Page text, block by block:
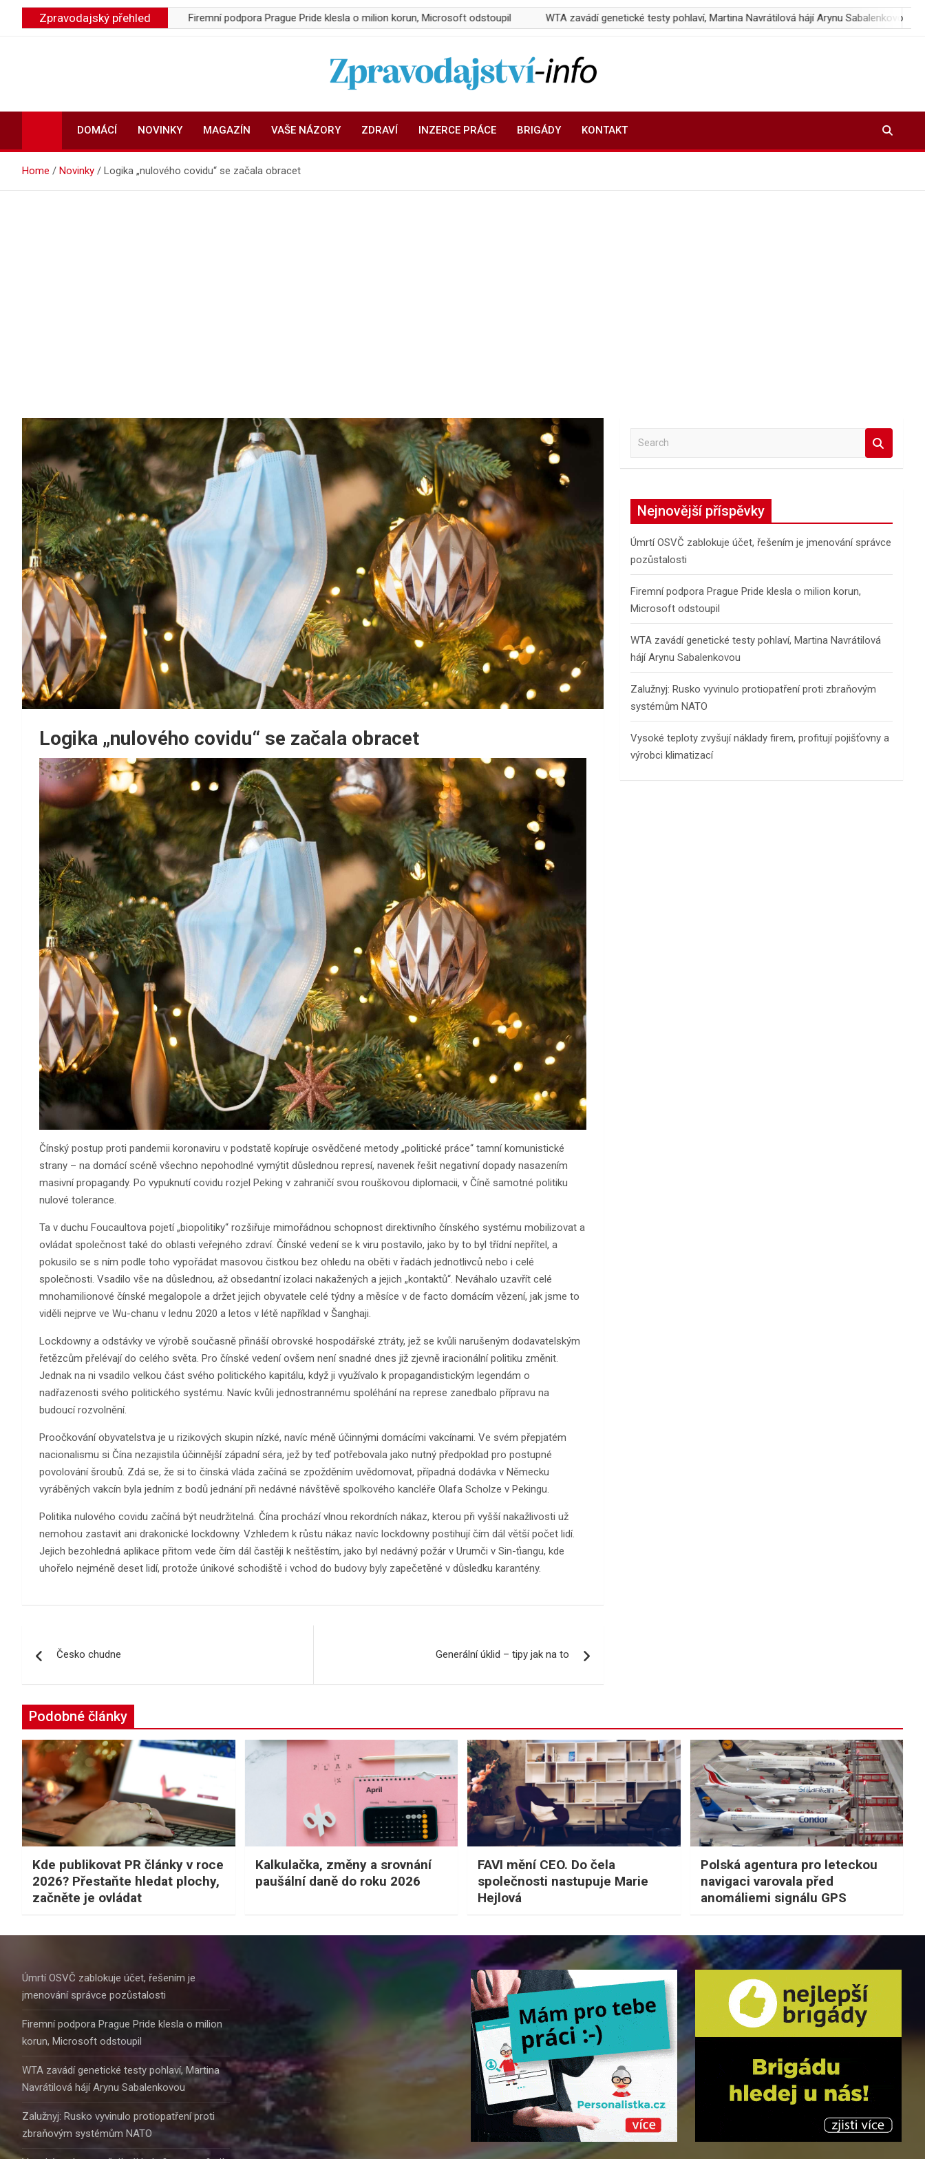
Zpravodajský přehled
pozůstalosti Firemní podpora Prague Pride klesla o milion korun, Microsoft odstoupil WTA zavádí genetické testy pohlaví, Martina Navrátilová hájí Arynu Sabalenkovou Zalužnyj:
Zpravodajství-info.cz
DOMÁCÍ NOVINKY MAGAZÍN VAŠE NÁZORY ZDRAVÍ INZERCE PRÁCE BRIGÁDY KONTAKT
Home Novinky Logika „nulového covidu“ se začala obracet
Logika „nulového covidu“ se začala obracet
Čínský postup proti pandemii koronaviru v podstatě kopíruje osvědčené metody „politické práce“ tamní komunistické
strany – na domácí scéně všechno nepohodlné vymýtit důslednou represí, navenek řešit negativní dopady nasazením
masivní propagandy. Po vypuknutí covidu rozjel Peking v zahraničí svou rouškovou diplomacii, v Číně samotné politiku
nulové tolerance.
Ta v duchu Foucaultova pojetí „biopolitiky“ rozšiřuje mimořádnou schopnost direktivního čínského systému mobilizovat a
ovládat společnost také do oblasti veřejného zdraví. Čínské vedení se k viru postavilo, jako by to byl třídní nepřítel, a
pokusilo se s ním podle toho vypořádat masovou čistkou bez ohledu na oběti v řadách jednotlivců nebo i celé
společnosti. Vsadilo vše na důslednou, až obsedantní izolaci nakažených a jejich „kontaktů“. Neváhalo uzavřít celé
mnohamilionové čínské megalopole a držet jejich obyvatele celé týdny a měsíce v de facto domácím vězení, jak jsme to
viděli nejprve ve Wu-chanu v lednu 2020 a letos v létě například v Šanghaji.
Lockdowny a odstávky ve výrobě současně přináší obrovské hospodářské ztráty, jež se kvůli narušeným dodavatelským
řetězcům přelévají do celého světa. Pro čínské vedení ovšem není snadné dnes již zjevně iracionální politiku změnit.
Jednak na ni vsadilo velkou část svého politického kapitálu, když ji využívalo k propagandistickým legendám o
nadřazenosti svého politického systému. Navíc kvůli jednostrannému spoléhání na represe zanedbalo přípravu na
budoucí rozvolnění.
Proočkování obyvatelstva je u rizikových skupin nízké, navíc méně účinnými domácími vakcínami. Ve svém přepjatém
nacionalismu si Čína nezajistila účinnější západní séra, jež by teď potřebovala jako nutný předpoklad pro postupné
povolování šroubů. Zdá se, že si to čínská vláda začíná se zpožděním uvědomovat, případná dodávka v Německu
vyráběných vakcín byla jedním z bodů jednání při nedávné návštěvě spolkového kancléře Olafa Scholze v Pekingu.
Politika nulového covidu začíná být neudržitelná. Čína prochází vlnou rekordních nákaz, kterou při vyšší nakažlivosti už
nemohou zastavit ani drakonické lockdowny. Vzhledem k růstu nákaz navíc lockdowny postihují čím dál větší počet lidí.
Jejich bezohledná aplikace přitom vede čím dál častěji k neštěstím, jako byl nedávný požár v Urumči v Sin-ťiangu, kde
uhořelo nejméně deset lidí, protože únikové schodiště i vchod do budovy byly zapečetěné v důsledku karantény.
pro
Česko chudne Generální úklid – tipy jak na to
a
h
Nejnovější příspěvky
Úmrtí OSVČ zablokuje účet, řešením je jmenování správce
pozůstalosti
Firemní podpora Prague Pride klesla o milion korun,
Microsoft odstoupil
WTA zavádí genetické testy pohlaví, Martina Navrátilová
hájí Arynu Sabalenkovou
Zalužnyj: Rusko vyvinulo protiopatření proti zbraňovým
systémům NATO
Vysoké teploty zvyšují náklady firem, profitují pojišťovny a
výrobci klimatizací
Podobné články
Kde publikovat PR články v roce
2026? Přestaňte hledat plochy,
začněte je ovládat
Kalkulačka, změny a srovnání
paušální daně do roku 2026
FAVI mění CEO. Do čela
společnosti nastupuje Marie
Hejlová
Polská agentura pro leteckou
navigaci varovala před
anomáliemi signálu GPS
Úmrtí OSVČ zablokuje účet, řešením je
jmenování správce pozůstalosti
Firemní podpora Prague Pride klesla o milion
korun, Microsoft odstoupil
WTA zavádí genetické testy pohlaví, Martina
Navrátilová hájí Arynu Sabalenkovou
Zalužnyj: Rusko vyvinulo protiopatření proti
zbraňovým systémům NATO